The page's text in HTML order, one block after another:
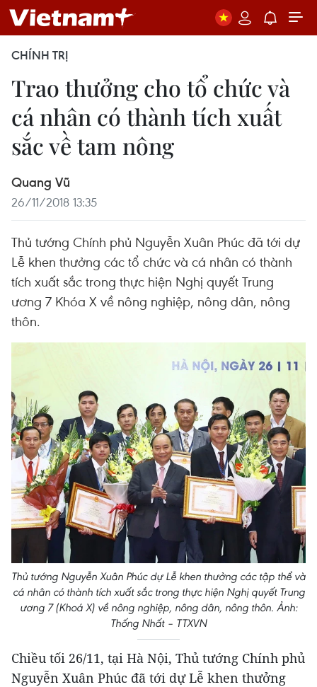
CHÍNH TRỊ
Trao thưởng cho tổ chức và
cá nhân có thành tích xuất
sắc về tam nông
Quang Vũ
26/11/2018 13:35
Thủ tướng Chính phủ Nguyễn Xuân Phúc đã tới dự
Lễ khen thưởng các tổ chức và cá nhân có thành
tích xuất sắc trong thực hiện Nghị quyết Trung
ương 7 Khóa X về nông nghiệp, nông dân, nông
thôn.
Thủ tướng Nguyễn Xuân Phúc dự Lễ khen thưởng các tập thể và
cá nhân có thành tích xuất sắc trong thực hiện Nghị quyết Trung
ương 7 (Khoá X) về nông nghiệp, nông dân, nông thôn. Ảnh:
Thống Nhất – TTXVN
Chiều tối 26/11, tại Hà Nội, Thủ tướng Chính phủ
Nguyễn Xuân Phúc đã tới dự Lễ khen thưởng